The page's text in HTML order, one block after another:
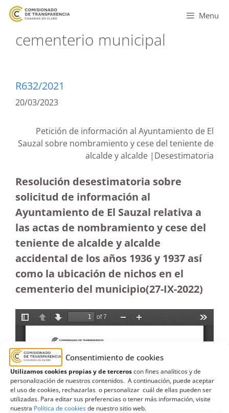
Consentimiento de cookies
Utilizamos cookies propias y de terceroscon fines analíticos y de
personalización de nuestros contenidos. A continuación, puede aceptar
el uso de cookies, rechazarlas o personalizar cuál de ellas pueden ser
utilizadas. Para editar sus preferencias o tener más información, visite
nuestra Política de cookiesde nuestro sitio web.
Menu
cementerio municipal
R632/2021
20/03/2023
Petición de información al Ayuntamiento de El
Sauzal sobre nombramiento y cese del teniente de
alcalde y alcalde |Desestimatoria
Resolución desestimatoria sobre
solicitud de información al
Ayuntamiento de El Sauzal relativa a
las actas de nombramiento y cese del
teniente de alcalde y alcalde
accidental de los años 1936 y 1937 así
como la ubicación de nichos en el
cementerio del municipio(27-IX-2022)